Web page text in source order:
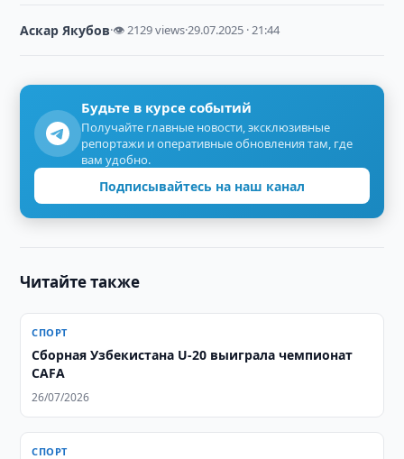
Аскар Якубов·👁 2129 views·29.07.2025 · 21:44
Будьте в курсе событий
Получайте главные новости, эксклюзивные
репортажи и оперативные обновления там, где
вам удобно.
Подписывайтесь на наш канал
Читайте также
СПОРТ
Сборная Узбекистана U-20 выиграла чемпионат
CAFA
26/07/2026
СПОРТ